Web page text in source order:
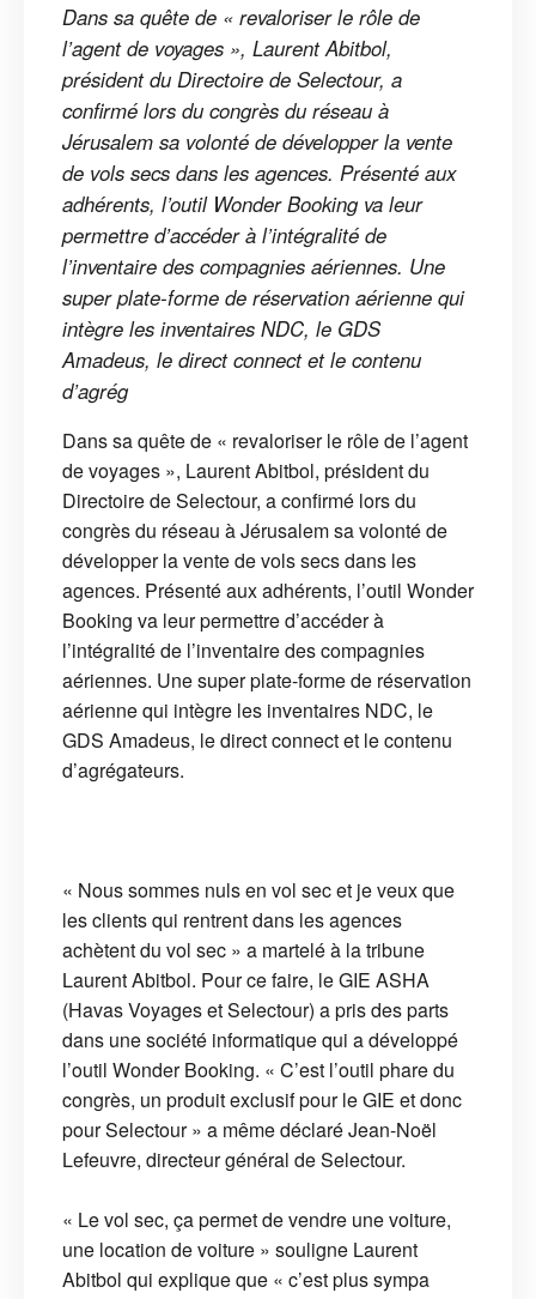
Dans sa quête de « revaloriser le rôle de
l’agent de voyages », Laurent Abitbol,
président du Directoire de Selectour, a
confirmé lors du congrès du réseau à
Jérusalem sa volonté de développer la vente
de vols secs dans les agences. Présenté aux
adhérents, l’outil Wonder Booking va leur
permettre d’accéder à l’intégralité de
l’inventaire des compagnies aériennes. Une
super plate-forme de réservation aérienne qui
intègre les inventaires NDC, le GDS
Amadeus, le direct connect et le contenu
d’agrég
Dans sa quête de « revaloriser le rôle de l’agent
de voyages », Laurent Abitbol, président du
Directoire de Selectour, a confirmé lors du
congrès du réseau à Jérusalem sa volonté de
développer la vente de vols secs dans les
agences. Présenté aux adhérents, l’outil Wonder
Booking va leur permettre d’accéder à
l’intégralité de l’inventaire des compagnies
aériennes. Une super plate-forme de réservation
aérienne qui intègre les inventaires NDC, le
GDS Amadeus, le direct connect et le contenu
d’agrégateurs.
« Nous sommes nuls en vol sec et je veux que
les clients qui rentrent dans les agences
achètent du vol sec » a martelé à la tribune
Laurent Abitbol. Pour ce faire, le GIE ASHA
(Havas Voyages et Selectour) a pris des parts
dans une société informatique qui a développé
l’outil Wonder Booking. « C’est l’outil phare du
congrès, un produit exclusif pour le GIE et donc
pour Selectour » a même déclaré Jean-Noël
Lefeuvre, directeur général de Selectour.
« Le vol sec, ça permet de vendre une voiture,
une location de voiture » souligne Laurent
Abitbol qui explique que « c’est plus sympa